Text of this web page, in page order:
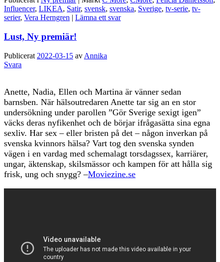
Influencer, LIKEA, Satir, svensk, svenska, Sverige, tv-serie, tv-
serier, Vera Herngren | Lämna ett svar
Lust, Ny premiär!
Publicerat 2022-03-15 av Annika
Svara
Anette, Nadia, Ellen och Martina är vänner sedan
barnsben. När hälsoutredaren Anette tar sig an en stor
undersökning under parollen ”Gör Sverige sexigt igen”
väcks deras nyfikenhet och de börjar ifrågasätta sina egna
sexliv. Har sex – eller bristen på det – någon inverkan på
svenska kvinnors hälsa? Vart tog den svenska synden
vägen i en vardag med schemalagt torsdagssex, karriärer,
ungar, äktenskap, skilsmässor och kampen för att hålla sig
frisk, ung och snygg? –Moviezine.se